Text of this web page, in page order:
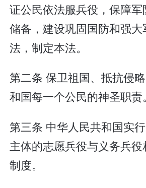
证公民依法服兵役，保障
储备，建设巩固国防和强
法，制定本法。
第二条 保卫祖国、抵抗侵
和国每一个公民的神圣职责。
第三条 中华人民共和国实
主体的志愿兵役与义务兵
制度。